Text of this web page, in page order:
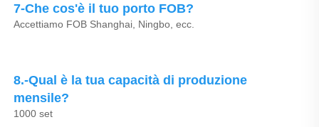
7-Che cos'è il tuo porto FOB?
Accettiamo FOB Shanghai, Ningbo, ecc.
8.-Qual è la tua capacità di produzione
mensile?
1000 set